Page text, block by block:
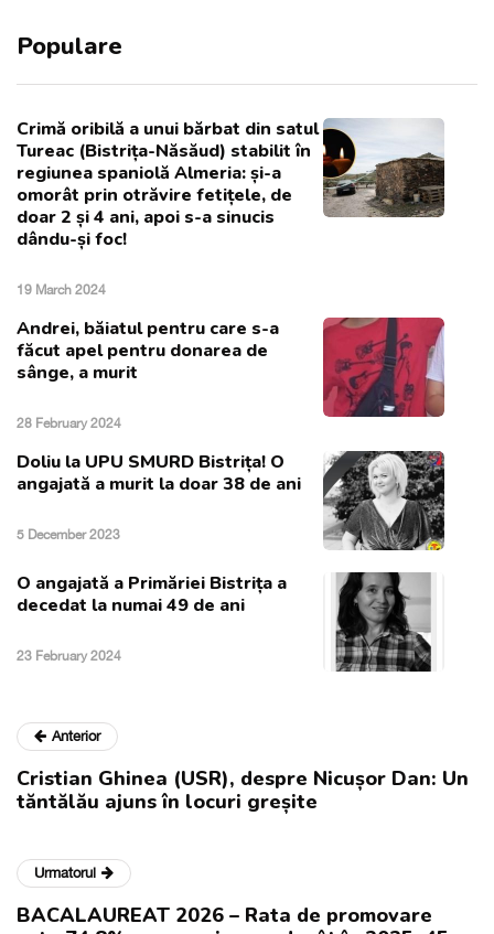
Populare
Crimă oribilă a unui bărbat din satul
Tureac (Bistrița-Năsăud) stabilit în
regiunea spaniolă Almeria: și-a
omorât prin otrăvire fetițele, de
doar 2 și 4 ani, apoi s-a sinucis
dându-și foc!
19 March 2024
Andrei, băiatul pentru care s-a
făcut apel pentru donarea de
sânge, a murit
28 February 2024
Doliu la UPU SMURD Bistrița! O
angajată a murit la doar 38 de ani
5 December 2023
O angajată a Primăriei Bistrița a
decedat la numai 49 de ani
23 February 2024
Anterior
Cristian Ghinea (USR), despre Nicușor Dan: Un
tăntălău ajuns în locuri greșite
Urmatorul
BACALAUREAT 2026 – Rata de promovare